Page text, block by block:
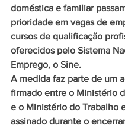
doméstica e familiar
prioridade em vagas de
cursos de qualificação
oferecidos pelo Sistema
Emprego, o Sine.
A medida faz parte de um
firmado entre o Ministério
e o Ministério do Trabalho
assinado durante o